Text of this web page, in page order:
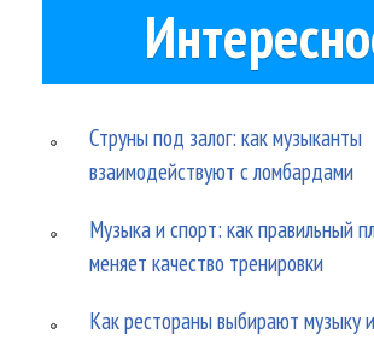
Струны под залог: как музыканты
взаимодействуют с ломбардами
Музыка и спорт: как правильный
меняет качество тренировки
Как рестораны выбирают музыку